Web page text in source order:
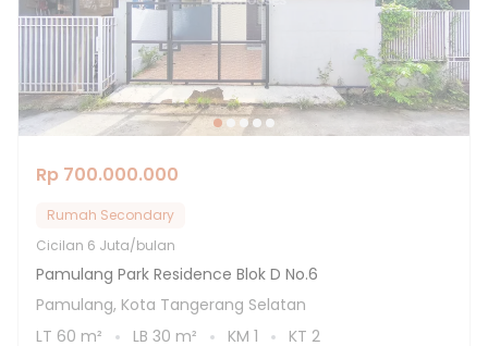
Rp 700.000.000
Rumah Secondary
Cicilan 6 Juta/bulan
Pamulang Park Residence Blok D No.6
Pamulang, Kota Tangerang Selatan
LT 60 m² LB 30 m² KM 1 KT 2